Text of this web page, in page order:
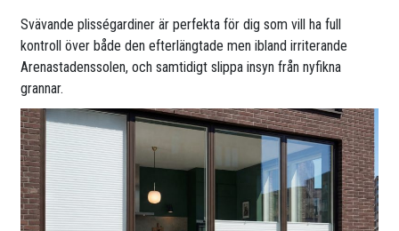
Svävande plisségardiner är perfekta för dig som vill ha full
kontroll över både den efterlängtade men ibland irriterande
Arenastadenssolen, och samtidigt slippa insyn från nyfikna
grannar.